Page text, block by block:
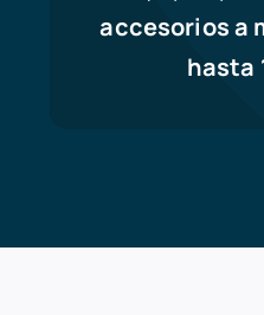
accesorios a
hasta